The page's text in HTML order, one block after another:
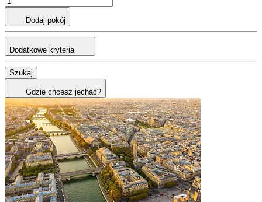
Dodaj pokój
Dodatkowe kryteria
Szukaj
Gdzie chcesz jechać?